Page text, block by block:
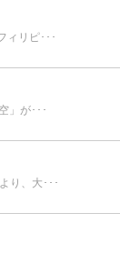
ィリピ･･･
」が･･･
り、大･･･